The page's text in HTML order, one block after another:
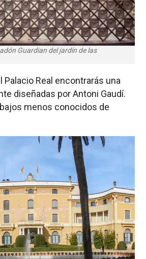
Guardian del jardín de las
Palacio Real encontrarás una
diseñadas por Antoni Gaudí.
menos conocidos de